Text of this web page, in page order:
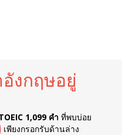
งกฤษอยู่
1,099 คำ ที่พบบ่อย
เพียงกรอกรับด้านล่าง